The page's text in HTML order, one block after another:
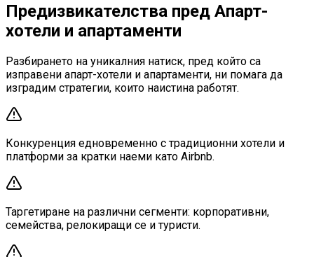
Предизвикателства пред Апарт-
хотели и апартаменти
Разбирането на уникалния натиск, пред който са
изправени апарт-хотели и апартаменти, ни помага да
изградим стратегии, които наистина работят.
Конкуренция едновременно с традиционни хотели и
платформи за кратки наеми като Airbnb.
Таргетиране на различни сегменти: корпоративни,
семейства, релокиращи се и туристи.